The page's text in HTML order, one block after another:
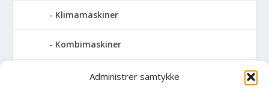
Administrer samtykke
Klimamaskiner
Kombimaskiner
Kompressor